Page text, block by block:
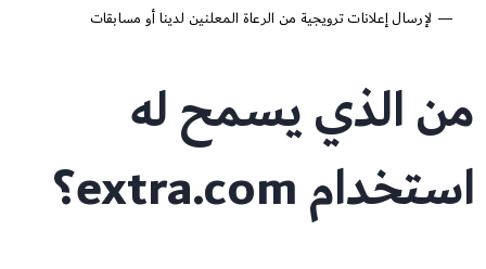
لإرسال إعلانات ترويجية من الرعاة المعلنين لدينا أو مسابقات
من الذي يسمح له
استخدام extra.com؟